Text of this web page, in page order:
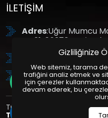
İLETIŞIM
Adres:Uğur Mumcu
No:61, 06370
: +90 (312) 354
GSM: +90 (532) 343
Tüm Hakları Saklıdır. | Bu site
Tasarım
Gizliliğinize
Web sitemiz, tarama
trafiğini analiz etmek ve
için çerezler
devam ederek, bu